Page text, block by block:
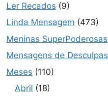
Ler Recados (9)
Linda Mensagem (473)
Meninas SuperPoderosas
Mensagens de Desculpas
Meses (110)
Abril (18)